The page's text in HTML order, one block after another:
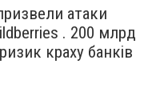
атаки
. 200 млрд
краху банків